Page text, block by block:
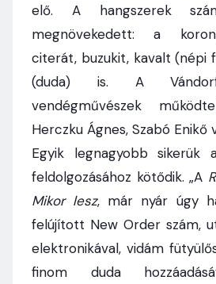
elő. A hangszerek
megnövekedett: a
citerát, buzukit, kavalt (népi
(duda) is. A
vendégművészek
Herczku Ágnes, Szabó Enikő
Egyik legnagyobb sikerük
feldolgozásához kötődik. „A
Mikor lesz, már nyár úgy
felújított New Order szám,
elektronikával, vidám
finom duda